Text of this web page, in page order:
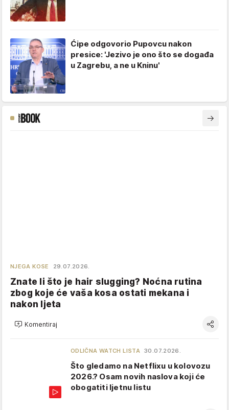
Ćipe odgovorio Pupovcu nakon
presice: 'Jezivo je ono što se događa
u Zagrebu, a ne u Kninu'
NJEGA KOSE 29.07.2026.
Znate li što je hair slugging? Noćna rutina
zbog koje će vaša kosa ostati mekana i
nakon ljeta
Komentiraj
ODLIČNA WATCH LISTA 30.07.2026.
Što gledamo na Netflixu u kolovozu
2026.? Osam novih naslova koji će
obogatiti ljetnu listu